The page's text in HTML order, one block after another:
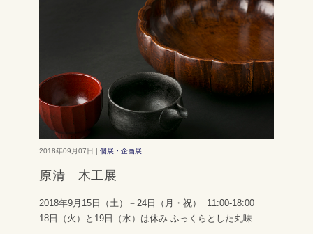
2018年09月07日 | 個展・企画展
原清 木工展
2018年9月15日（土）－24日（月・祝） 11:00-18:00
18日（火）と19日（水）は休み ふっくらとした丸味...